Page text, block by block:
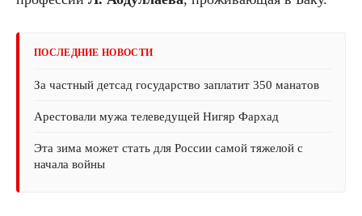
ПОСЛЕДНИЕ НОВОСТИ
За частный детсад государство заплатит 350 манатов
Арестовали мужа телеведущей Нигяр Фархад
Эта зима может стать для России самой тяжелой с
начала войны